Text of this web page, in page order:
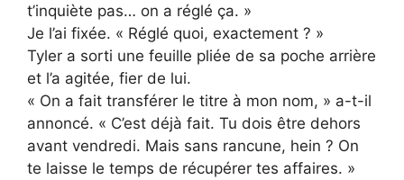
t’inquiète pas… on a réglé ça. »
Je l’ai fixée. « Réglé quoi, exactement ? »
Tyler a sorti une feuille pliée de sa poche arrière
et l’a agitée, fier de lui.
« On a fait transférer le titre à mon nom, » a-t-il
annoncé. « C’est déjà fait. Tu dois être dehors
avant vendredi. Mais sans rancune, hein ? On
te laisse le temps de récupérer tes affaires. »